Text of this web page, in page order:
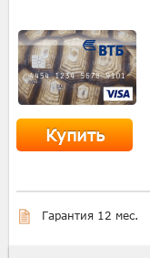
Купить
Гарантия 12 мес.